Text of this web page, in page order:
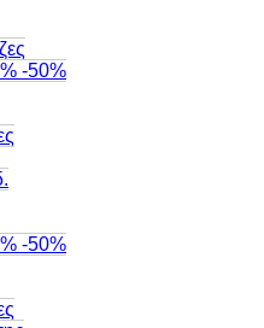
-50%
-50%